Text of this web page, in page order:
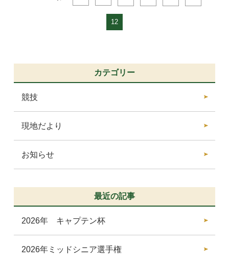
12
カテゴリー
競技
現地だより
お知らせ
最近の記事
2026年 キャプテン杯
2026年ミッドシニア選手権